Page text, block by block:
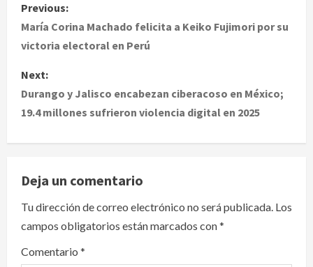
o
t
n
a
v
i
g
Previous:
María Corina Machado felicita a Keiko Fujimori por su
victoria electoral en Perú
Next:
Durango y Jalisco encabezan ciberacoso en México;
19.4 millones sufrieron violencia digital en 2025
Deja un comentario
Tu dirección de correo electrónico no será publicada. Los
campos obligatorios están marcados con*
Comentario *